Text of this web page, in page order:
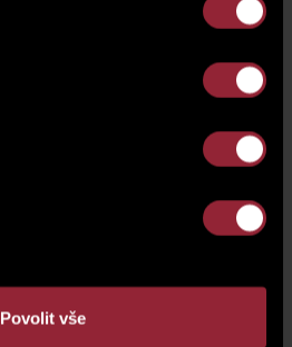
Povolit vše